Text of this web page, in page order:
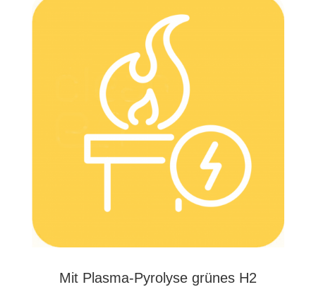
Mit Plas­ma-Pyro­ly­se grü­nes H2